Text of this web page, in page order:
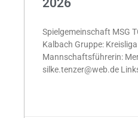
2026
Spielgemeinschaft MSG
Kalbach Gruppe:
Mannschaftsführerin:
silke.tenzer@web.de